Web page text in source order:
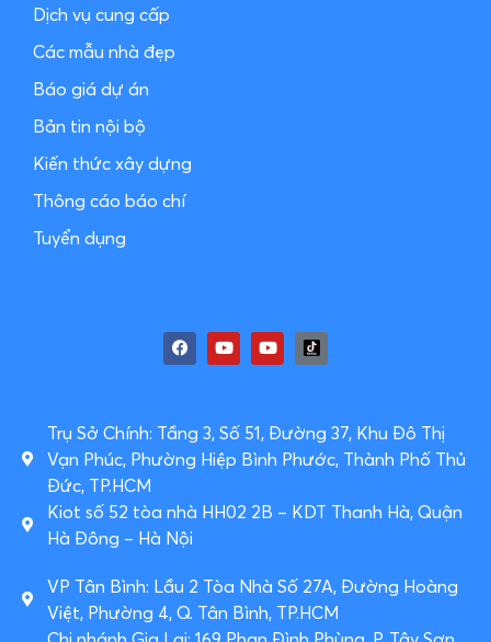
Dịch vụ cung cấp
Các mẫu nhà đẹp
Báo giá dự án
Bản tin nội bộ
Kiến thức xây dựng
Thông cáo báo chí
Tuyển dụng
Trụ Sở Chính: Tầng 3, Số 51, Đường 37, Khu Đô Thị
Vạn Phúc, Phường Hiệp Bình Phước, Thành Phố Thủ
Đức, TP.HCM
Kiot số 52 tòa nhà HH02 2B – KDT Thanh Hà, Quận
Hà Đông – Hà Nội
VP Tân Bình: Lầu 2 Tòa Nhà Số 27A, Đường Hoàng
Việt, Phường 4, Q. Tân Bình, TP.HCM